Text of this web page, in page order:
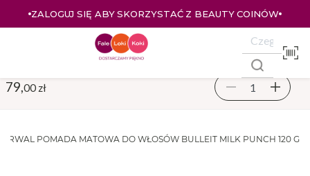
ZALOGUJ SIĘ ABY SKORZYSTAĆ Z BEAUTY COINÓW
POMADA MATOWA DO WŁOSÓW BULLEIT MILK PUNCH 120 G
79, 00 zł